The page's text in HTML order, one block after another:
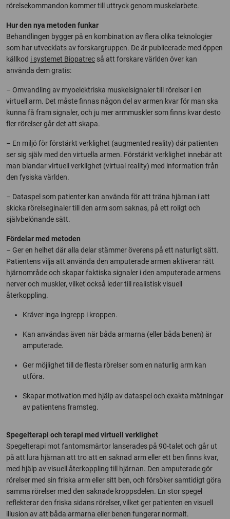
rörelsekommandon kommer till uttryck genom muskelarbete.
Hur den nya metoden funkar
Behandlingen bygger på en kombination av flera olika teknologier
som har utvecklats av forskargruppen. De är publicerade med öppen
källkod i systemet Biopatrec så att forskare världen över kan
använda dem gratis:
– Omvandling av myoelektriska muskelsignaler till rörelser i en
virtuell arm. Det måste finnas någon del av armen kvar för man ska
kunna få fram signaler, och ju mer armmuskler som finns kvar desto
fler rörelser går det att skapa.
– En miljö för förstärkt verklighet (augmented reality) där patienten
ser sig själv med den virtuella armen. Förstärkt verklighet innebär att
man blandar virtuell verklighet (virtual reality) med information från
den fysiska världen.
– Dataspel som patienter kan använda för att träna hjärnan i att
skicka rörelseginaler till den arm som saknas, på ett roligt och
självbelönande sätt.
Fördelar med metoden
– Ger en helhet där alla delar stämmer överens på ett naturligt sätt.
Patientens vilja att använda den amputerade armen aktiverar rätt
hjärnområde och skapar faktiska signaler i den amputerade armens
nerver och muskler, vilket också leder till realistisk visuell
återkoppling.
Kräver inga ingrepp i kroppen.
Kan användas även när båda armarna (eller båda benen) är
amputerade.
Ger möjlighet till de flesta rörelser som en naturlig arm kan
utföra.
Skapar motivation med hjälp av dataspel och exakta mätningar
av patientens framsteg.
Spegelterapi och terapi med virtuell verklighet
Spegelterapi mot fantomsmärtor lanserades på 90-talet och går ut
på att lura hjärnan att tro att en saknad arm eller ett ben finns kvar,
med hjälp av visuell återkoppling till hjärnan. Den amputerade gör
rörelser med sin friska arm eller sitt ben, och försöker samtidigt göra
samma rörelser med den saknade kroppsdelen. En stor spegel
reflekterar den friska sidans rörelser, vilket ger patienten en visuell
illusion av att båda armarna eller benen fungerar normalt.